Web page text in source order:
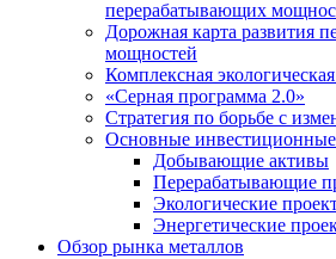
перерабатывающих
Дорожная карта развития
мощностей
Комплексная
«Серная программа 2.0»
Стратегия по борьбе с
Основные
Добывающие активы
Перерабатывающие
Экологические
Энергетические
Обзор рынка металлов